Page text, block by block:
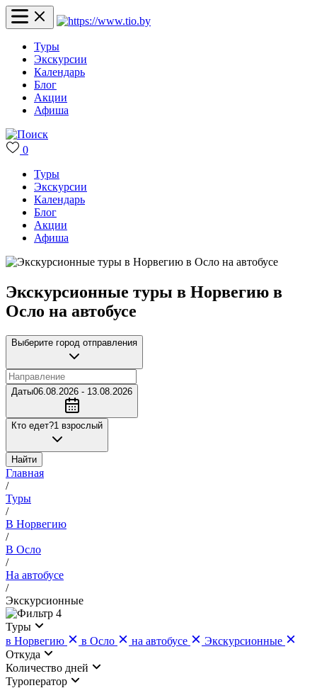
Туры
Экскурсии
Календарь
Блог
Акции
Афиша
0
Туры
Экскурсии
Календарь
Блог
Акции
Афиша
Экскурсионные туры в Норвегию в
Осло на автобусе
Выберите город отправления
Даты06.08.2026 - 13.08.2026
Кто едет?1 взрослый
Найти
Главная
/
Туры
/
В Норвегию
/
В Осло
/
На автобусе
/
Экскурсионные
4
Туры
в Норвегию
в Осло на автобусе
Экскурсионные
Откуда
Количество дней
Туроператор